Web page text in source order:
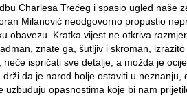
Charlesa Trećeg i spasio ugled naše
Milanović neodgovorno propustio
obavezu. Kratka vijest ne otkriva
znate ga, šutljiv i skroman, izrazito
neće ispričati sve detalje, a možda je
drži da je narod bolje ostaviti u neznanju,
uzbuđuju opasnostima koje bi nam